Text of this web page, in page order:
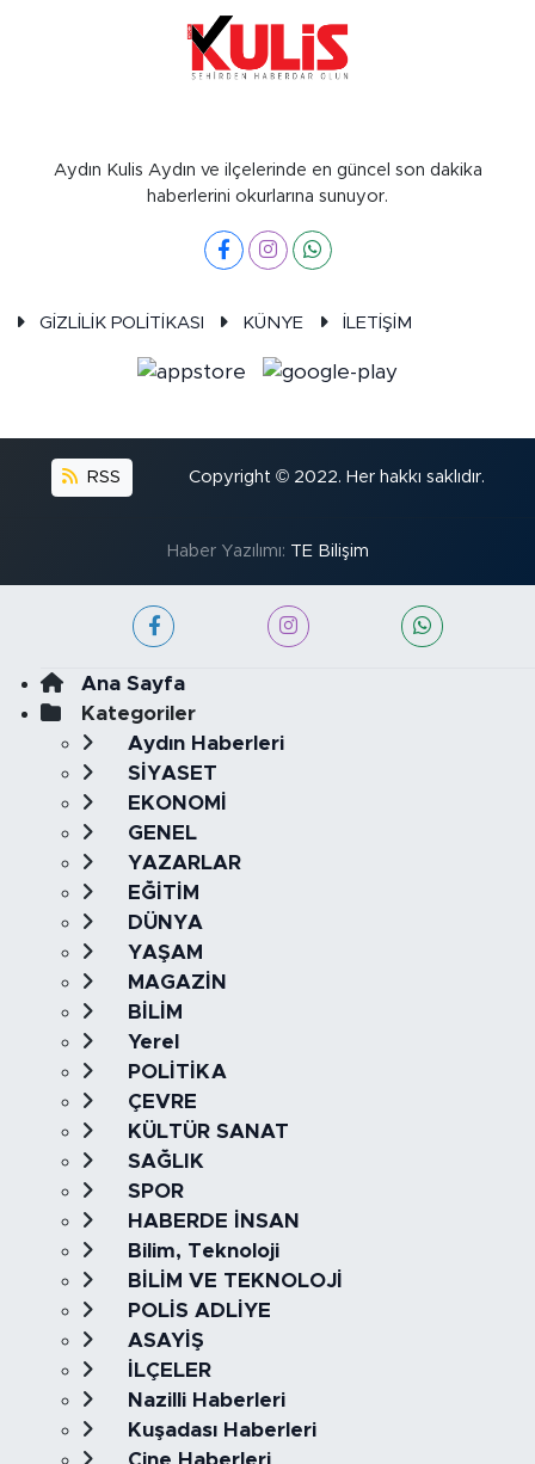
Aydın Kulis Aydın ve ilçelerinde en güncel son dakika
haberlerini okurlarına sunuyor.
GİZLİLİK POLİTİKASI KÜNYE İLETİŞİM
RSS Copyright © 2022. Her hakkı saklıdır.
Haber Yazılımı: TE Bilişim
Ana Sayfa
Kategoriler
Aydın Haberleri
SİYASET
EKONOMİ
GENEL
YAZARLAR
EĞİTİM
DÜNYA
YAŞAM
MAGAZİN
BİLİM
Yerel
POLİTİKA
ÇEVRE
KÜLTÜR SANAT
SAĞLIK
SPOR
HABERDE İNSAN
Bilim, Teknoloji
BİLİM VE TEKNOLOJİ
POLİS ADLİYE
ASAYİŞ
İLÇELER
Nazilli Haberleri
Kuşadası Haberleri
Çine Haberleri